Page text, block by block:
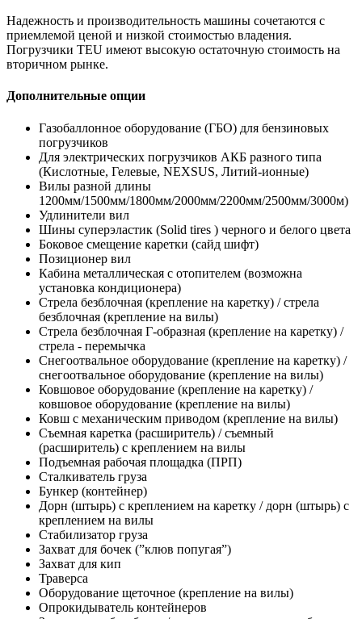
Надежность и производительность машины сочетаются с
приемлемой ценой и низкой стоимостью владения.
Погрузчики TEU имеют высокую остаточную стоимость на
вторичном рынке.
Дополнительные опции
Газобаллонное оборудование (ГБО) для бензиновых
погрузчиков
Для электрических погрузчиков АКБ разного типа
(Кислотные, Гелевые, NEXSUS, Литий-ионные)
Вилы разной длины
1200мм/1500мм/1800мм/2000мм/2200мм/2500мм/3000м)
Удлинители вил
Шины суперэластик (Solid tires ) черного и белого цвета
Боковое смещение каретки (сайд шифт)
Позиционер вил
Кабина металлическая с отопителем (возможна
установка кондиционера)
Стрела безблочная (крепление на каретку) / стрела
безблочная (крепление на вилы)
Стрела безблочная Г-образная (крепление на каретку) /
стрела - перемычка
Снегоотвальное оборудование (крепление на каретку) /
снегоотвальное оборудование (крепление на вилы)
Ковшовое оборудование (крепление на каретку) /
ковшовое оборудование (крепление на вилы)
Ковш с механическим приводом (крепление на вилы)
Съемная каретка (расширитель) / съемный
(расширитель) с креплением на вилы
Подъемная рабочая площадка (ПРП)
Сталкиватель груза
Бункер (контейнер)
Дорн (штырь) с креплением на каретку / дорн (штырь) с
креплением на вилы
Стабилизатор груза
Захват для бочек (”клюв попугая”)
Захват для кип
Траверса
Оборудование щеточное (крепление на вилы)
Опрокидыватель контейнеров